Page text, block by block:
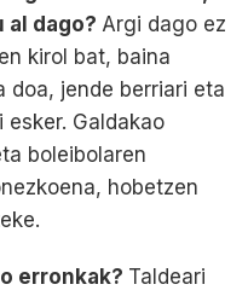
al dago? Argi dago ez
kirol bat, baina
doa, jende berriari eta
Galdakao
boleibolaren
hobetzen
erronkak? Taldeari